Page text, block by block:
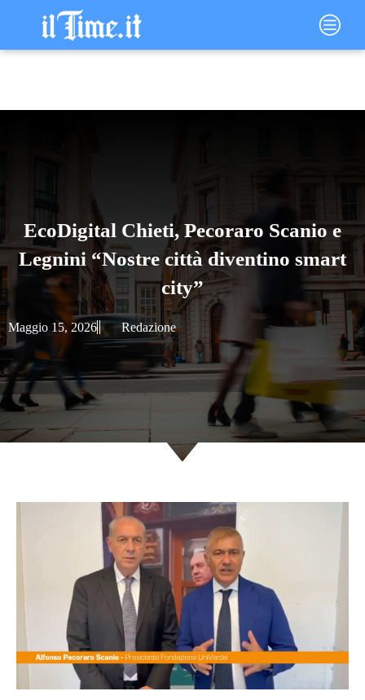
contenuto
Main
Menu
EcoDigital Chieti, Pecoraro Scanio e
Legnini “Nostre città diventino smart
city”
Maggio 15, 2026 Redazione